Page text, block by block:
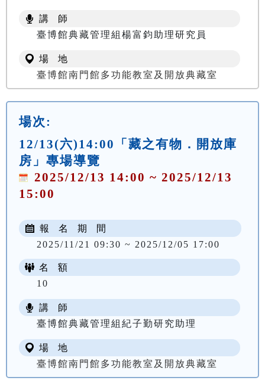
講 師
臺博館典藏管理組楊富鈞助理研究員
場 地
臺博館南門館多功能教室及開放典藏室
場次:
12/13(六)14:00「藏之有物．開放庫
房」專場導覽
2025/12/13 14:00 ~ 2025/12/13
15:00
報 名 期 間
2025/11/21 09:30 ~ 2025/12/05 17:00
名 額
10
講 師
臺博館典藏管理組紀子勤研究助理
場 地
臺博館南門館多功能教室及開放典藏室